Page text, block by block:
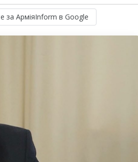
за АрміяInform в Google